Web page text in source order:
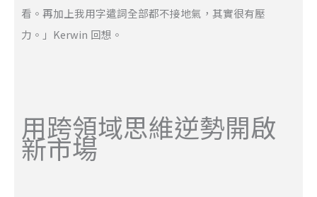
看。再加上我用字遣詞全部都不接地氣，其實很有壓
力。」Kerwin 回想。
用跨領域思維逆勢開啟
新市場